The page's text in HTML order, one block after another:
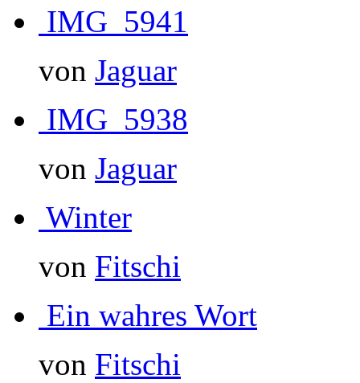
IMG_5941
von Jaguar
IMG_5938
von Jaguar
Winter
von Fitschi
Ein wahres Wort
von Fitschi